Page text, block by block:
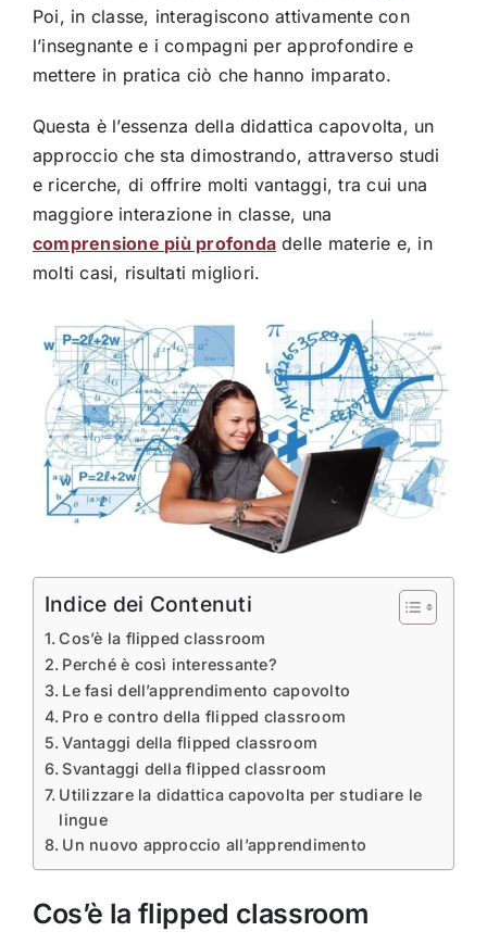
Poi, in classe, interagiscono attivamente con
l’insegnante e i compagni per approfondire e
mettere in pratica ciò che hanno imparato.
Questa è l’essenza della didattica capovolta, un
approccio che sta dimostrando, attraverso studi
e ricerche, di offrire molti vantaggi, tra cui una
maggiore interazione in classe, una
comprensione più profondadelle materie e, in
molti casi, risultati migliori.
Indice dei Contenuti
Cos’è la flipped classroom
Perché è così interessante?
Le fasi dell’apprendimento capovolto
Pro e contro della flipped classroom
Vantaggi della flipped classroom
Svantaggi della flipped classroom
Utilizzare la didattica capovolta per studiare le
lingue
Un nuovo approccio all’apprendimento
Cos’è la flipped classroom